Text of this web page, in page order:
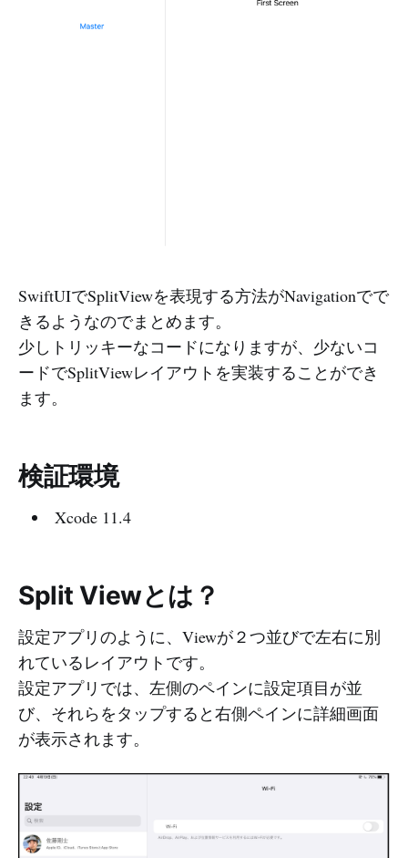
SwiftUIでSplitViewを表現する方法がNavigationでで
きるようなのでまとめます。
少しトリッキーなコードになりますが、少ないコ
ードでSplitViewレイアウトを実装することができ
ます。
検証環境
Xcode 11.4
Split Viewとは？
設定アプリのように、Viewが２つ並びで左右に別
れているレイアウトです。
設定アプリでは、左側のペインに設定項目が並
び、それらをタップすると右側ペインに詳細画面
が表示されます。